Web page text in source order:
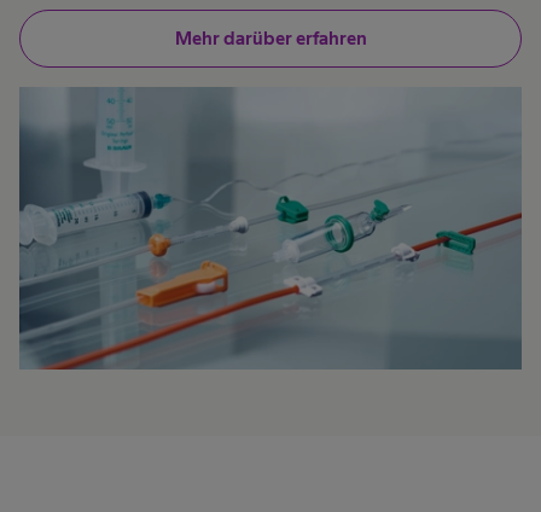
Mehr darüber erfahren